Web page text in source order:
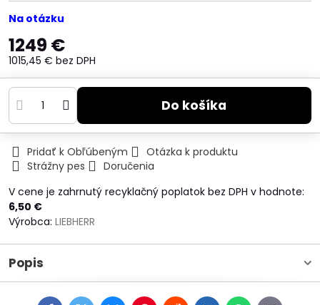
Na otázku
1249 €
1015,45 € bez DPH
Do košíka
Pridať k Obľúbeným
Otázka k produktu
Strážny pes
Doručenia
V cene je zahrnutý recyklačný poplatok bez DPH v hodnote:
6,50 €
Výrobca: LIEBHERR
Popis